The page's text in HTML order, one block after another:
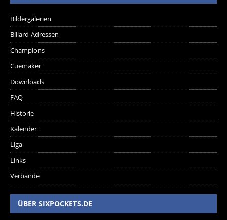
Bildergalerien
Billard-Adressen
Champions
Cuemaker
Downloads
FAQ
Historie
Kalender
Liga
Links
Verbände
ÜBER SIXPOCKETS.DE